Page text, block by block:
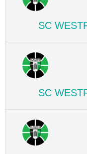
SC
SC